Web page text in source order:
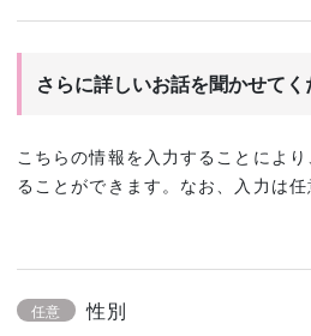
さらに詳しいお話を聞かせてく
こちらの情報を入力することによ
ることができます。なお、入力は任
任意 性別